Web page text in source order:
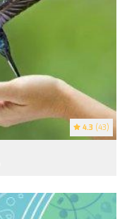
4.3 (43)